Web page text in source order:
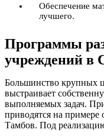
Обеспечение
лучшего.
Программы
учреждений в
Большинство крупных
выстраивает
выполняемых задач.
приводятся на примере
Тамбов. Под